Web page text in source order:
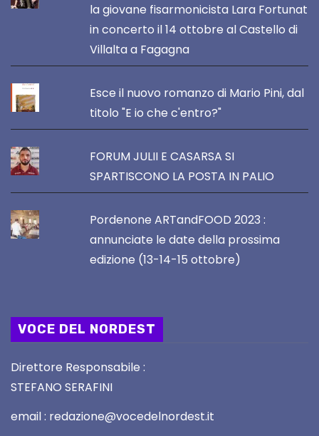
la giovane fisarmonicista Lara Fortunat
in concerto il 14 ottobre al Castello di
Villalta a Fagagna
Esce il nuovo romanzo di Mario Pini, dal
titolo "E io che c'entro?"
FORUM JULII E CASARSA SI
SPARTISCONO LA POSTA IN PALIO
Pordenone ARTandFOOD 2023 :
annunciate le date della prossima
edizione (13-14-15 ottobre)
VOCE DEL NORDEST
Direttore Responsabile :
STEFANO SERAFINI
email : redazione@vocedelnordest.it